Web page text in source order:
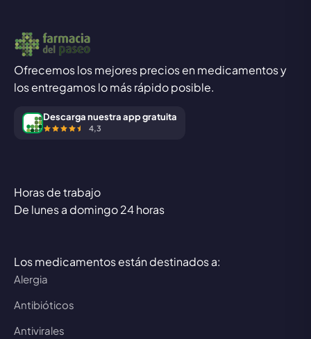
Ofrecemos los mejores precios en medicamentos y
los entregamos lo más rápido posible.
Descarga nuestra app gratuita
4,3
Horas de trabajo
De lunes a domingo 24 horas
Los medicamentos están destinados a:
Alergia
Antibióticos
Antivirales